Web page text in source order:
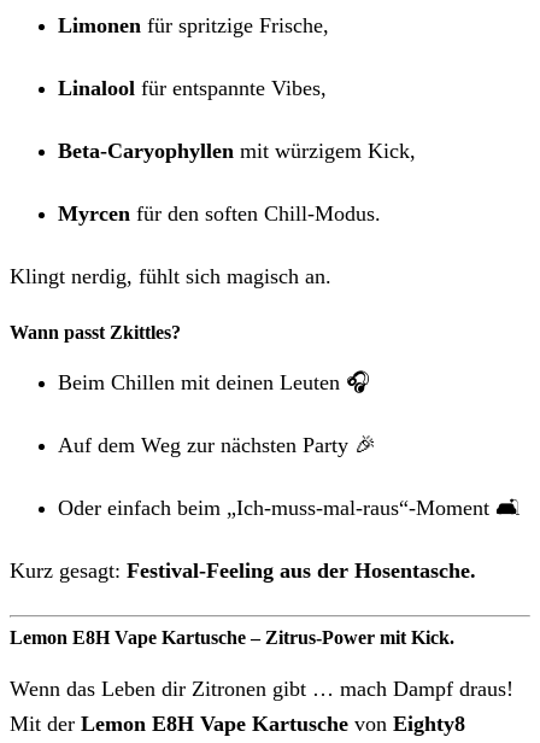
Limonen für spritzige Frische,
Linalool für entspannte Vibes,
Beta-Caryophyllen mit würzigem Kick,
Myrcen für den soften Chill-Modus.
Klingt nerdig, fühlt sich magisch an.
Wann passt Zkittles?
Beim Chillen mit deinen Leuten 🎧
Auf dem Weg zur nächsten Party 🎉
Oder einfach beim „Ich-muss-mal-raus“-Moment 🛋️
Kurz gesagt: Festival-Feeling aus der Hosentasche.
Lemon E8H Vape Kartusche – Zitrus-Power mit Kick.
Wenn das Leben dir Zitronen gibt … mach Dampf draus!
Mit der Lemon E8H Vape Kartusche von Eighty8